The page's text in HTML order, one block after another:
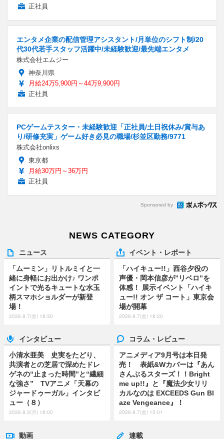
正社員
エンタメ企業の配信管理アシスタント/月単位のシフト制/20
代30代若手スタッフ活躍中/未経験歓迎/最先端エンタメ
株式会社エムジー
神奈川県
月給24万5,900円～44万9,900円
正社員
PCゲームテスター・未経験歓迎「正社員/土日祝休み/賞与あ
り/研修充実」ゲーム好き必見の職場/杉並区勤務/9771
株式会社onlixs
東京都
月給30万円～36万円
正社員
Sponsored by
NEWS CATEGORY
ニュース
「ムーミン」リトルミイと一
緒に身軽にお出かけ♪ ワンポ
イントで光るキュートな水玉
柄スマホショルダーが新登
場！
2026.8.7(金) 18:30
イベント・レポート
「ハイキュー!!」西谷夕役の
声優・岡本信彦が”リベロ”を
体感！ 展示イベント「ハイキ
ュー!! オン ザ コート」東京会
場が開幕
2026.8.7(金) 18:20
インタビュー
小清水亜美 史実をたどり、
共演者との芝居で深めたドレ
ゲネの“止まった時間”と“繊細
な強さ” TVアニメ「天幕の
ジャードゥーガル」インタビ
ュー（８）
2026.8.3(月) 18:00
コラム・レビュー
アニメディア9月号は本日発
売！ 表紙&Wカバーは『あん
さんぶるスターズ！！Bright
me up!!』と『魔法少女リリ
カルなのは EXCEEDS Gun Bl
aze Vengeance』！
2026.8.7(金) 15:01
動画 連載